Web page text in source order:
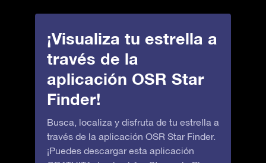
¡Visualiza tu estrella a
través de la
aplicación OSR Star
Finder!
Busca, localiza y disfruta de tu estrella a
través de la aplicación OSR Star Finder.
¡Puedes descargar esta aplicación